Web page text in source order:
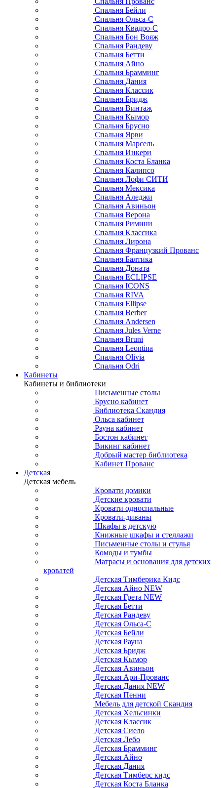
Спальня Бейли
Спальня Ольса-С
Спальня Квадро-С
Спальня Бон Вояж
Спальня Рандеву
Спальня Бетти
Спальня Айно
Спальня Брамминг
Спальня Дания
Спальня Классик
Спальня Бридж
Спальня Винтаж
Спальня Кымор
Спальня Брусно
Спальня Ярви
Спальня Марсель
Спальня Инкери
Спальня Коста Бланка
Спальня Калипсо
Спальня Лофи СИТИ
Спальня Мексика
Спальня Аледжи
Спальня Авиньон
Спальня Верона
Спальня Римини
Спальня Классика
Спальня Лирона
Спальня Французкий Прованс
Спальня Балтика
Спальня Доната
Спальня ECLIPSE
Спальня ICONS
Спальня RIVA
Спальня Ellipse
Спальня Berber
Спальня Andersen
Спальня Jules Verne
Спальня Bruni
Спальня Leontina
Спальня Olivia
Спальня Odri
Кабинеты
Кабинеты и библиотеки
Письменные столы
Брусно кабинет
Библиотека Скандия
Ольса кабинет
Рауна кабинет
Бостон кабинет
Викинг кабинет
Добрый мастер библиотека
Кабинет Прованс
Детская
Детская мебель
Кровати домики
Детские кровати
Кровати односпальные
Кровати-диваны
Шкафы в детскую
Книжные шкафы и стеллажи
Письменные столы и стулья
Комоды и тумбы
Матрасы и основания для детских
кроватей
Детская Тимберика Кидс
Детская Айно NEW
Детская Грета NEW
Детская Бетти
Детская Рандеву
Детская Ольса-С
Детская Бейли
Детская Рауна
Детская Бридж
Детская Кымор
Детская Авиньон
Детская Ари-Прованс
Детская Дания NEW
Детская Пенни
Мебель для детской Скандия
Детская Хельсинки
Детская Классик
Детская Сиело
Детская Лебо
Детская Брамминг
Детская Айно
Детская Дания
Детская Тимберс кидс
Детская Коста Бланка